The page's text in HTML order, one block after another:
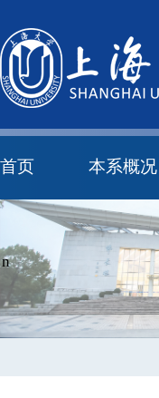
首页 本系概况
本系
机构
本科培
教学与科
化学实